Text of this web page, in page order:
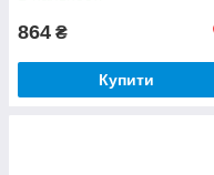
864 ₴
Купити